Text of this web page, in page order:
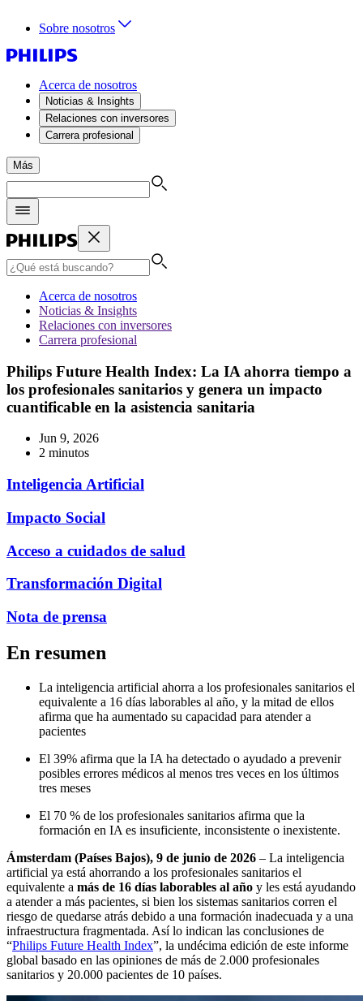
Sobre nosotros
Acerca de nosotros
Noticias & Insights
Relaciones con inversores
Carrera profesional
Más
Acerca de nosotros
Noticias & Insights
Relaciones con inversores
Carrera profesional
Philips Future Health Index: La IA ahorra tiempo a
los profesionales sanitarios y genera un impacto
cuantificable en la asistencia sanitaria
Jun 9, 2026
2 minutos
Inteligencia Artificial
Impacto Social
Acceso a cuidados de salud
Transformación Digital
Nota de prensa
En resumen
La inteligencia artificial ahorra a los profesionales sanitarios el
equivalente a 16 días laborables al año, y la mitad de ellos
afirma que ha aumentado su capacidad para atender a
pacientes
El 39% afirma que la IA ha detectado o ayudado a prevenir
posibles errores médicos al menos tres veces en los últimos
tres meses
El 70 % de los profesionales sanitarios afirma que la
formación en IA es insuficiente, inconsistente o inexistente.
Ámsterdam (Países Bajos), 9 de junio de 2026 – La inteligencia
artificial ya está ahorrando a los profesionales sanitarios el
equivalente a más de 16 días laborables al año y les está ayudando
a atender a más pacientes, si bien los sistemas sanitarios corren el
riesgo de quedarse atrás debido a una formación inadecuada y a una
infraestructura fragmentada. Así lo indican las conclusiones de
“Philips Future Health Index”, la undécima edición de este informe
global basado en las opiniones de más de 2.000 profesionales
sanitarios y 20.000 pacientes de 10 países.